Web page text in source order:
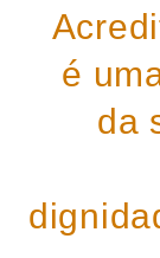
é
da